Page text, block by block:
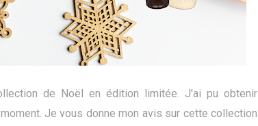
de Noël en édition limitée. J'ai pu obtenir
Je vous donne mon avis sur cette collection